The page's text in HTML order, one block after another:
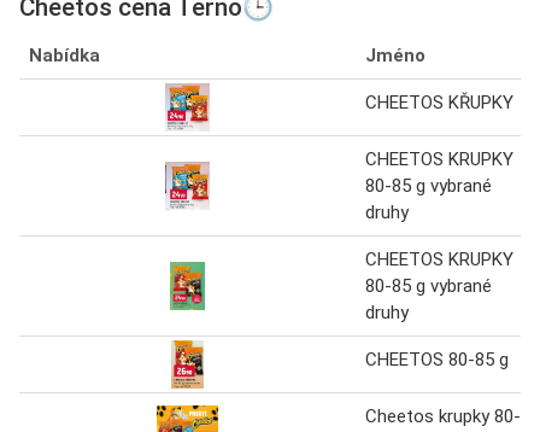
Cheetos cena Terno🕒
Nabídka Jméno
CHEETOS KŘUPKY
CHEETOS KRUPKY
80-85 g vybrané
druhy
CHEETOS KRUPKY
80-85 g vybrané
druhy
CHEETOS 80-85 g
Cheetos krupky 80-